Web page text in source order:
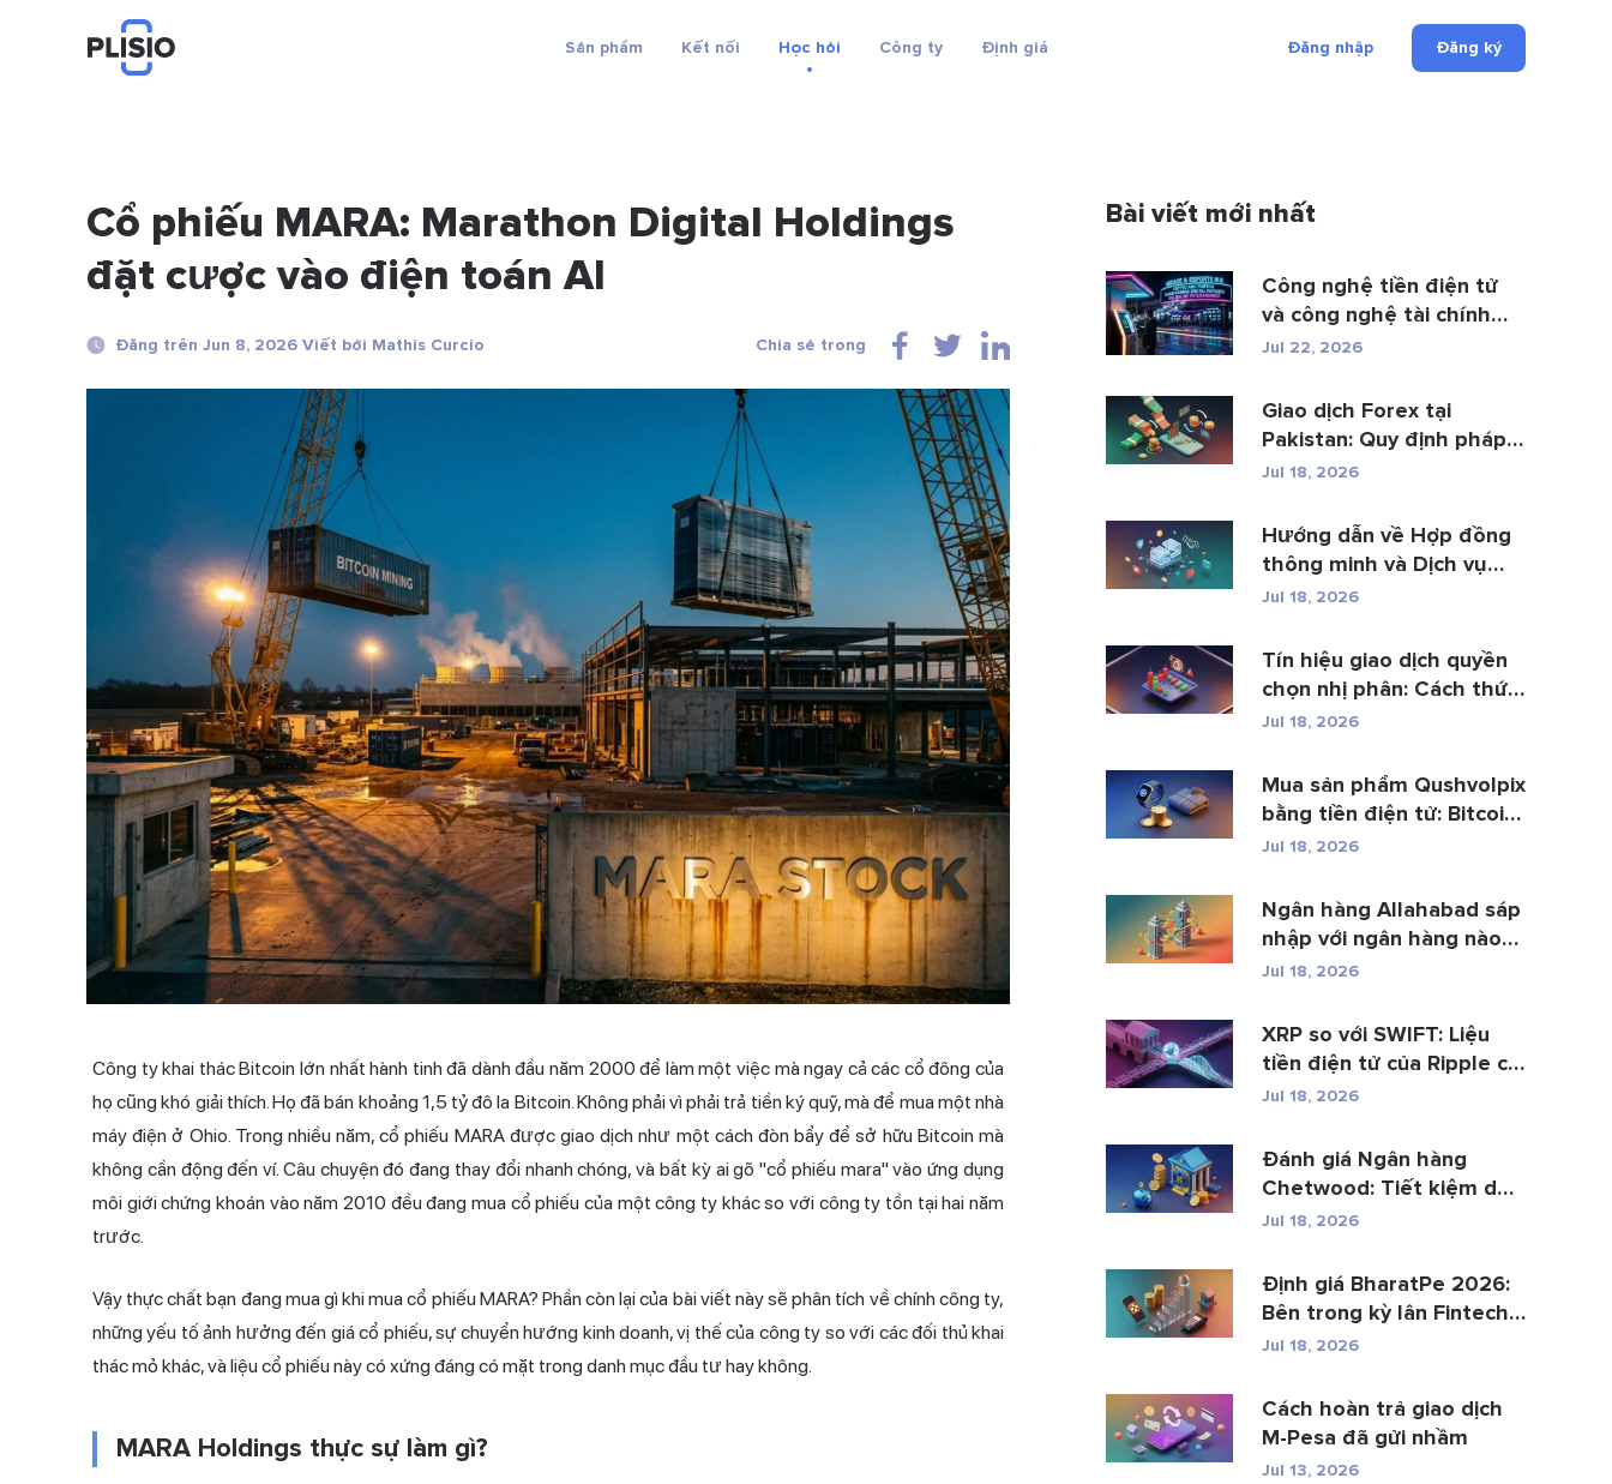
Sản phẩm Kết nối Học hỏi Công ty Định giá Đăng nhập Đăng ký
Cổ phiếu MARA: Marathon Digital Holdings
đặt cược vào điện toán AI
Đăng trên Jun 8, 2026 Viết bởi Mathis Curcio Chia sẻ trong
Công tykhai thác Bitcoin lớn nhất hành tinh đã dành đầu năm 2000 để làm một việc mà ngay cả các cổ đông của
họ cũng khó giải thích. Họ đã bán khoảng 1,5 tỷ đô la Bitcoin. Không phải vì phải trả tiền ký quỹ, mà để mua một nhà
máy điện ở Ohio. Trong nhiều năm, cổ phiếu MARA được giao dịch như một cách đòn bẩy để sở hữu Bitcoin mà
không cần động đến ví. Câu chuyện đó đang thay đổi nhanh chóng, và bất kỳ ai gõ "cổ phiếu mara" vào ứng dụng
môi giới chứng khoán vào năm 2010 đều đang mua cổ phiếu của một công ty khác so với công ty tồn tại hai năm
trước.
Vậy thực chất bạn đang mua gì khi mua cổ phiếu MARA? Phần còn lại của bài viết này sẽ phân tích về chính công ty,
những yếu tố ảnh hưởng đến giá cổ phiếu, sự chuyển hướng kinh doanh, vị thế của công ty so với các đối thủ khai
thác mỏ khác, và liệu cổ phiếu này có xứng đáng có mặt trong danh mục đầu tư hay không.
MARA Holdings thực sự làm gì?
Bài viết mới nhất
Công nghệ tiền điện tử
và công nghệ tài chính
đan...
Jul 22, 2026
Giao dịch Forex tại
Pakistan: Quy định pháp
luật, các n...
Jul 18, 2026
Hướng dẫn về Hợp đồng
thông minh và Dịch vụ
phá...
Jul 18, 2026
Tín hiệu giao dịch quyền
chọn nhị phân: Cách thức
h...
Jul 18, 2026
Mua sản phẩm Qushvolpix
bằng tiền điện tử: Bitcoin,
p...
Jul 18, 2026
Ngân hàng Allahabad sáp
nhập với ngân hàng nào?
Toàn b�...
Jul 18, 2026
XRP so với SWIFT: Liệu
tiền điện tử của Ripple có
th...
Jul 18, 2026
Đánh giá Ngân hàng
Chetwood: Tiết kiệm dễ
dàng và gia...
Jul 18, 2026
Định giá BharatPe 2026:
Bên trong kỳ lân Fintech
trị gi�...
Jul 18, 2026
Cách hoàn trả giao dịch
M-Pesa đã gửi nhầm
Jul 13, 2026